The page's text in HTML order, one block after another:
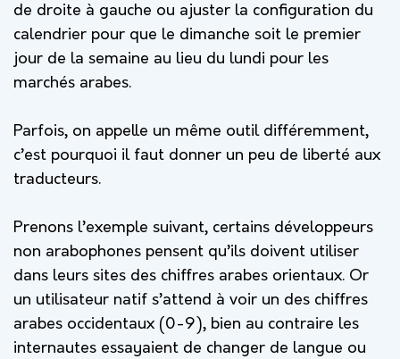
de droite à gauche ou ajuster la configuration du
calendrier pour que le dimanche soit le premier
jour de la semaine au lieu du lundi pour les
marchés arabes.
Parfois, on appelle un même outil différemment,
c’est pourquoi il faut donner un peu de liberté aux
traducteurs.
Prenons l’exemple suivant, certains développeurs
non arabophones pensent qu’ils doivent utiliser
dans leurs sites des chiffres arabes orientaux. Or
un utilisateur natif s’attend à voir un des chiffres
arabes occidentaux (0-9), bien au contraire les
internautes essayaient de changer de langue ou